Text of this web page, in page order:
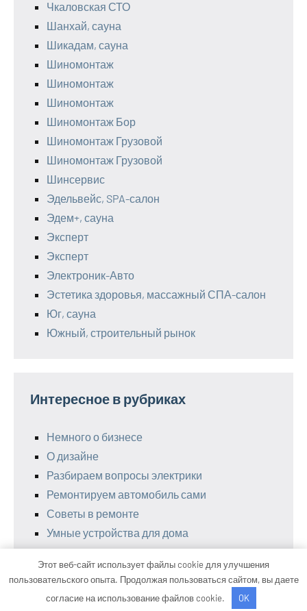
Чкаловская СТО
Шанхай, сауна
Шикадам, сауна
Шиномонтаж
Шиномонтаж
Шиномонтаж
Шиномонтаж Бор
Шиномонтаж Грузовой
Шиномонтаж Грузовой
Шинсервис
Эдельвейс, SPA-салон
Эдем+, сауна
Эксперт
Эксперт
Электроник-Авто
Эстетика здоровья, массажный СПА-салон
Юг, сауна
Южный, строительный рынок
Интересное в рубриках
Немного о бизнесе
О дизайне
Разбираем вопросы электрики
Ремонтируем автомобиль сами
Советы в ремонте
Умные устройства для дома
Тема WordPress: Occasio от ThemeZee.
Этот веб-сайт использует файлы cookie для улучшения
пользовательского опыта. Продолжая пользоваться сайтом, вы даете
согласие на использование файлов cookie.
OK